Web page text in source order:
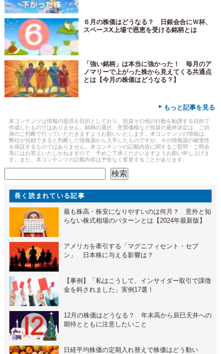
６月の株価はどうなる？ 日銀会合にＷ杯、
スペースX上場で恩恵を受ける銘柄とは
「強い銘柄」は本当に強かった！ 毎月のア
ノマリーで上がった株から見えてくる共通点
とは【今月の株価はどうなる？】
▸ もっと記事を見る
本コンテンツは情報の提供を目的としており、投資その他の行動を勧誘する目的で
作成したものではありません。銘柄の選択、売買価格など投資の最終決定は、ご自
身のご判断で行っていただきますようお願いいたします。本コンテンツの情報は、
弊社が信頼できると判断した情報源から入手したものですが、その情報源の確実性
を保証するものではありません。本コンテンツの記載内容に関するご質問・ご照会
等にはお答えいたしかねますので、予めご了承くださいますようお願い申し上げま
す。また、本コンテンツの記載内容は予告なく変更することがあります。
検索
長く読まれている記事
最も株高・株安になりやすいのは何月？ 意外と知
らない株式相場のパターンとは【2024年最新版】
アメリカを牽引する「マグニフィセント・セブ
ン」 日本株に与える影響は？
【事例】「私はこうして、インサイダー取引で課徴
金を科されました」実例17選！
12月の株価はどうなる？ 年末高から辰巳天井への
期待とともに注意したいこと
日経平均株価の定期入れ替えで株価はどう動い